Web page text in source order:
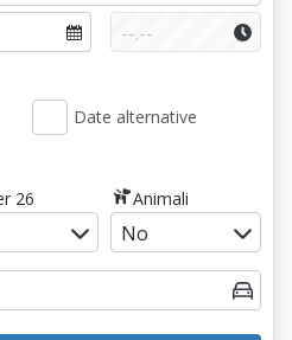
Date alternative
26 Animali